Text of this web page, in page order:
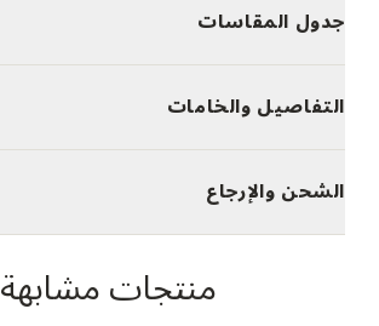
جدول المقاسات
التفاصيل والخامات
الشحن والإرجاع
منتجات مشابهة